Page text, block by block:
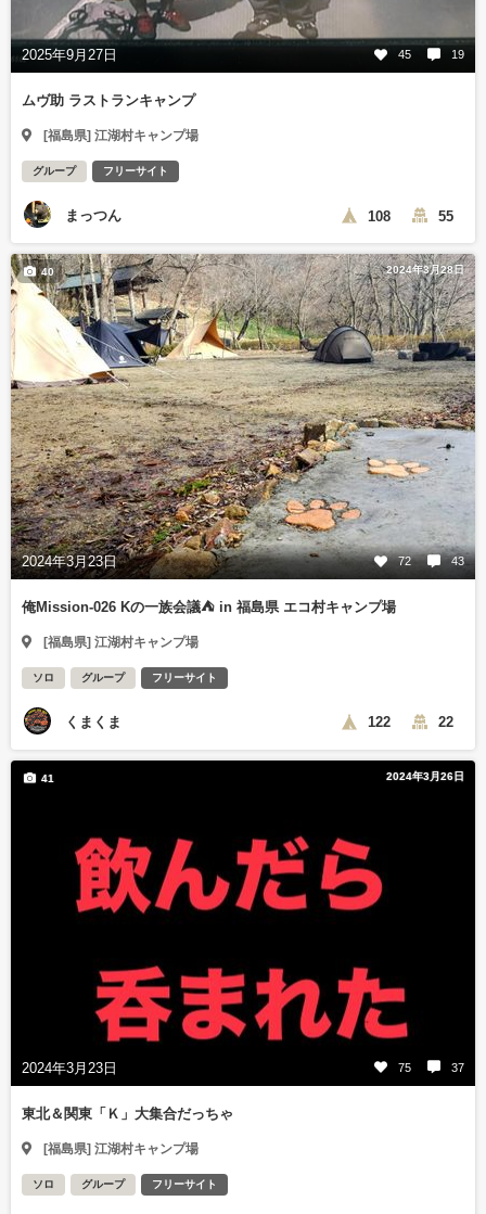
2025年9月27日 45 19
ムヴ助 ラストランキャンプ
[福島県] 江湖村キャンプ場
グループ フリーサイト
まっつん 108 55
2024年3月28日
2024年3月23日 72 43
40
俺Mission-026 Kの一族会議⛺ in 福島県 エコ村キャンプ場
[福島県] 江湖村キャンプ場
ソロ グループ フリーサイト
くまくま 122 22
2024年3月26日
2024年3月23日 75 37
41
東北＆関東「Ｋ」大集合だっちゃ
[福島県] 江湖村キャンプ場
ソロ グループ フリーサイト